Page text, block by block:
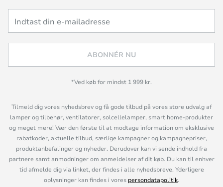
ABONNÉR NU
*Ved køb for mindst 1 999 kr.
Tilmeld dig vores nyhedsbrev og få gode tilbud på vores store udvalg af
lamper og tilbehør, ventilatorer, solcellelamper, smart home-produkter
og meget mere! Vær den første til at modtage information om eksklusive
rabatkoder, aktuelle tilbud, særlige kampagner og kampagnepriser,
produktanbefalinger og nyheder. Derudover kan vi sende indhold fra
partnere samt anmodninger om anmeldelser af dit køb. Du kan til enhver
tid afmelde dig via linket, der findes i alle nyhedsbreve. Yderligere
oplysninger kan findes i vores persondatapolitik.